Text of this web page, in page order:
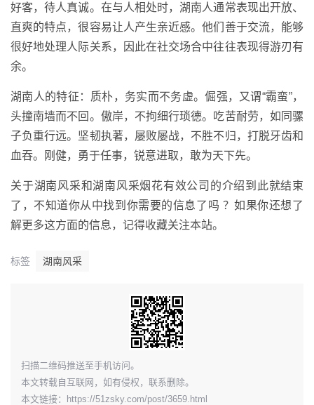
好客，待人真诚。在与人相处时，湖南人通常表现出开放、
直爽的特点，很容易让人产生亲近感。他们善于交流，能够
很好地处理人际关系，因此在社交场合中往往表现得游刃有
余。
湖南人的特征：质朴，务实而不务虚。倔强，又谓“霸蛮”，
头撞南墙而不回。傲岸，不拘细行琐德。吃苦耐劳，如同骡
子负重行远。坚韧执著，屡败屡战，不胜不归，打脱牙齿和
血吞。刚健，勇于任事，锐意进取，敢为天下先。
关于湖南风采和湖南风采烟花有效公司的介绍到此就结束
了，不知道你从中找到你需要的信息了吗 ？如果你还想了
解更多这方面的信息，记得收藏关注本站。
标签 湖南风采
​扫描二维码推送至手机访问。
本文转载自互联网，如有侵权，联系删除。
本文链接： https://51zsky.com/post/3659.html